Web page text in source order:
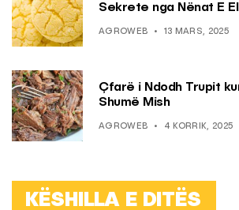
Sekrete nga Nënat E
AGROWEB 13 MARS, 2025
Çfarë i Ndodh Trupit
Shumë Mish
AGROWEB 4 KORRIK, 2025
KËSHILLA E DITËS